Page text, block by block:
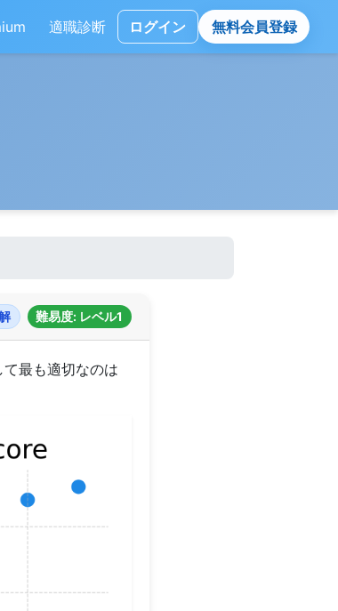
適職診断 ログイン 無料会員登録
難易度: レベル1
最も適切なのは